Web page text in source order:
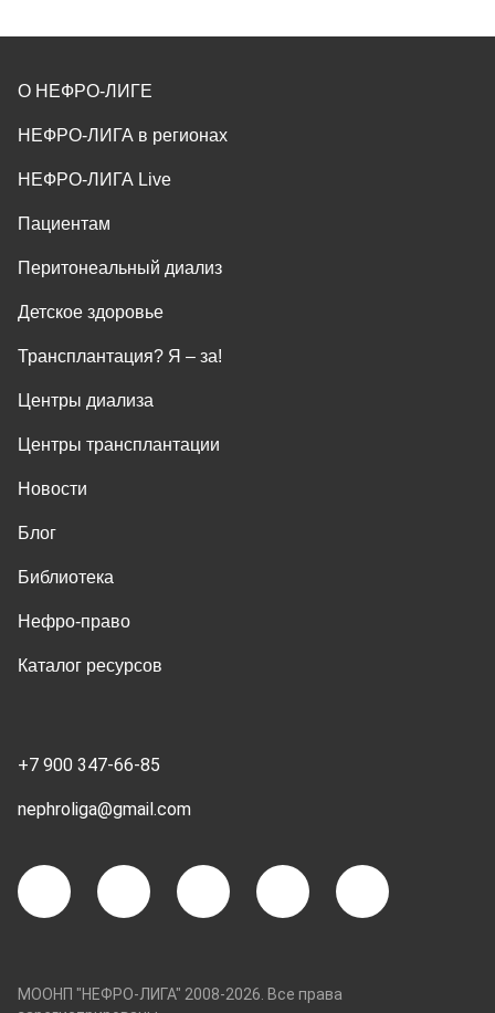
О НЕФРО-ЛИГЕ
НЕФРО-ЛИГА в регионах
НЕФРО-ЛИГА Live
Пациентам
Перитонеальный диализ
Детское здоровье
Трансплантация? Я ‒ за!
Центры диализа
Центры трансплантации
Новости
Блог
Библиотека
Нефро-право
Каталог ресурсов
+7 900 347-66-85
nephroliga@gmail.com
МООНП "НЕФРО-ЛИГА" 2008-2026. Все права